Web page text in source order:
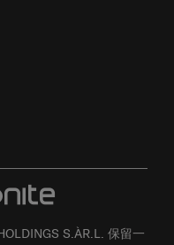
S.ÀR.L. 保留一